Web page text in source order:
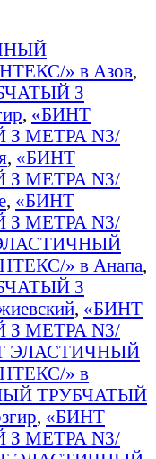
» в Азов,
З
, «БИНТ
МЕТРА N3/
, «БИНТ
МЕТРА N3/
, «БИНТ
МЕТРА N3/
» в Анапа,
З
, «БИНТ
МЕТРА N3/
ЭЛАСТИЧНЫЙ
» в
ТРУБЧАТЫЙ
, «БИНТ
МЕТРА N3/